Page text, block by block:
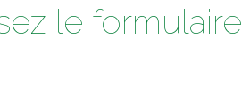
le formulaire